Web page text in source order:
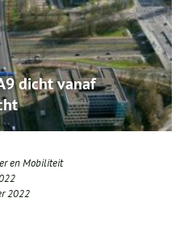
dicht vanaf
en Mobiliteit
2022